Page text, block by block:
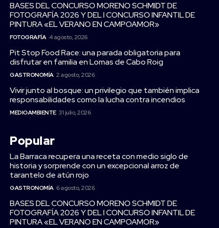
BASES DEL CONCURSO MORENO SCHMIDT DE
FOTOGRAFÍA 2026 Y DEL I CONCURSO INFANTIL DE
PINTURA «EL VERANO EN CAMPOAMOR»
FOTOGRAFÍA 4 agosto, 2026
Pit Stop Food Race: una parada obligatoria para
disfrutar en familia en Lomas de Cabo Roig
GASTRONOMÍA 2 agosto, 2026
Vivir junto al bosque: un privilegio que también implica
responsabilidades como la lucha contra incendios
MEDIOAMBIENTE 31 julio, 2026
Popular
La Barraca recupera una receta con medio siglo de
historia y sorprende con un excepcional arroz de
tarantelo de atún rojo
GASTRONOMÍA 6 agosto, 2026
BASES DEL CONCURSO MORENO SCHMIDT DE
FOTOGRAFÍA 2026 Y DEL I CONCURSO INFANTIL DE
PINTURA «EL VERANO EN CAMPOAMOR»